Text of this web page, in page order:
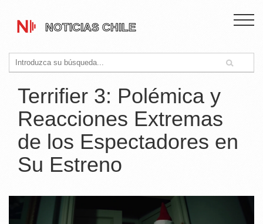
Terrifier 3: Polémica y
Reacciones Extremas
de los Espectadores en
Su Estreno